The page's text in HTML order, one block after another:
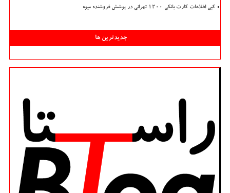
کپی اطلاعات کارت بانکی ۱۲۰۰ تهرانی در پوشش فروشنده میوه
جدیدترین ها